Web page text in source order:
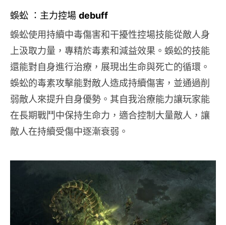
蜈蚣 ：主力控場 debuff
蜈蚣使用持續中毒傷害和干擾性控場技能從敵人身
上汲取力量，專精於毒素和減益效果。蜈蚣的技能
還能對自身進行治療，展現出生命與死亡的循環。
蜈蚣的毒素攻擊能對敵人造成持續傷害，並通過削
弱敵人來提升自身優勢。其自我治療能力讓玩家能
在長期戰鬥中保持生命力，適合控制大量敵人，讓
敵人在持續受傷中逐漸衰弱。